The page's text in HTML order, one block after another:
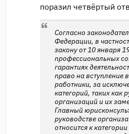
поразил четвёртый
Согласно
Федерации, в
закону от 10 января
профессиональных
гарантиях
право на вступление
работники, за
категорий, таких как
организаций и их
Главный
руководстве
относится к